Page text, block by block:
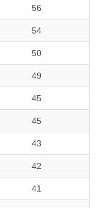
56
54
50
49
45
45
43
42
41